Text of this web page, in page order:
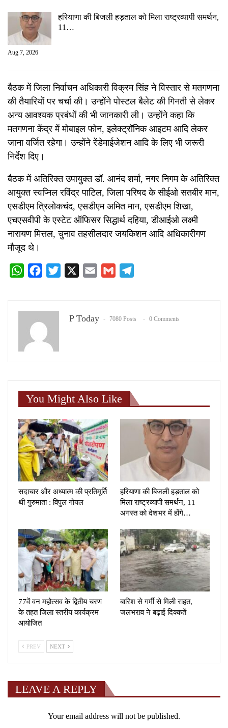
हरियाणा की बिजली हड़ताल को मिला राष्ट्रव्यापी समर्थन,
11…
Aug 7, 2026
बैठक में जिला निर्वाचन अधिकारी विक्रम सिंह ने विस्तार से मतगणना
की तैयारियों पर चर्चा की। उन्होंने पोस्टल बैलेट की गिनती से लेकर
अन्य आवश्यक प्रबंधों की भी जानकारी ली। उन्होंने कहा कि
मतगणना केंद्र में मोबाइल फोन, इलेक्ट्रॉनिक आइटम आदि लेकर
जाना वर्जित रहेगा। उन्होंने रेंडेमाईजेशन आदि के लिए भी जरूरी
निर्देश दिए।
बैठक में अतिरिक्त उपायुक्त डॉ. आनंद शर्मा, नगर निगम के अतिरिक्त
आयुक्त स्वप्निल रविंद्र पाटिल, जिला परिषद के सीईओ सतबीर मान,
एसडीएम त्रिलोकचंद, एसडीएम अमित मान, एसडीएम शिखा,
एचएसवीपी के एस्टेट ऑफिसर सिद्धार्थ दहिया, डीआईओ लक्ष्मी
नारायण मित्तल, चुनाव तहसीलदार जयकिशन आदि अधिकारीगण
मौजूद थे।
WhatsAppFacebook
Twitter Email Gmail
P Today 7080 Posts 0 Comments
You Might Also Like
सदाचार और अध्यात्म की प्रतिमूर्ति
थी गुरुमाता : विपुल गोयल
हरियाणा की बिजली हड़ताल को
मिला राष्ट्रव्यापी समर्थन, 11
अगस्त को देशभर में होंगे…
77वें वन महोत्सव के द्वितीय चरण
के तहत जिला स्तरीय कार्यक्रम
आयोजित
बारिश से गर्मी से मिली राहत,
जलभराव ने बढ़ाई दिक्कतें
PREV NEXT
LEAVE A REPLY
Your email address will not be published.